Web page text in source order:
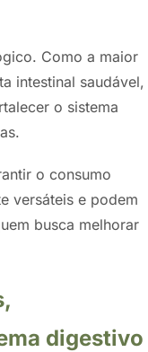
Como a maior
intestinal saudável,
o sistema
o consumo
versáteis e podem
busca melhorar
digestivo